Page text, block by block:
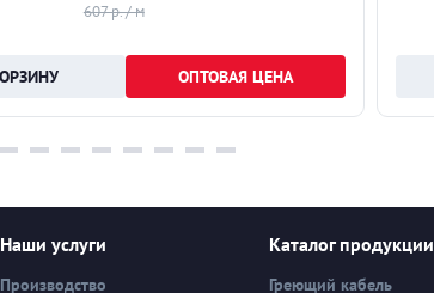
607 р. / м
ОПТОВАЯ ЦЕНА
Наши услуги
Производство
Каталог продукции
Греющий кабель